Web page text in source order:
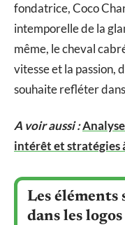
fondatrice, Coco
intemporelle de la
même, le cheval
vitesse et la passion,
souhaite refléter
A voir aussi :
intérêt et stratégies
Les éléments
dans les